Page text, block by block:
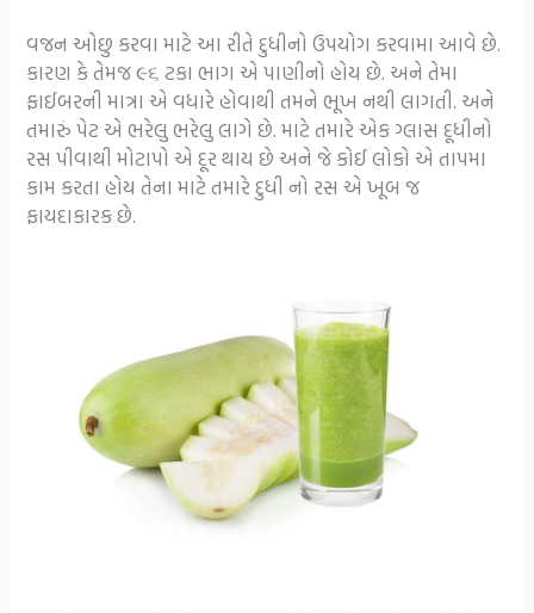
વજન ઓછુ કરવા માટે આ રીતે દુધીનો ઉપયોગ કરવામા આવે છે.
કારણ કે તેમજ ૯૬ ટકા ભાગ એ પાણીનો હોય છે. અને તેમા
ફાઈબરની માત્રા એ વધારે હોવાથી તમને ભૂખ નથી લાગતી. અને
તમારું પેટ એ ભરેલુ ભરેલુ લાગે છે. માટે તમારે એક ગ્લાસ દૂધીનો
રસ પીવાથી મોટાપો એ દૂર થાય છે અને જે કોઈ લોકો એ તાપમા
કામ કરતા હોય તેના માટે તમારે દુધી નો રસ એ ખૂબ જ
ફાયદાકારક છે.